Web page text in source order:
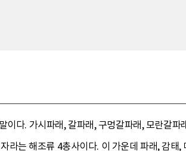
다. 가시파래, 갈파래, 구멍갈파래, 모란갈
라는 해조류 4총사이다. 이 가운데 파래, 감